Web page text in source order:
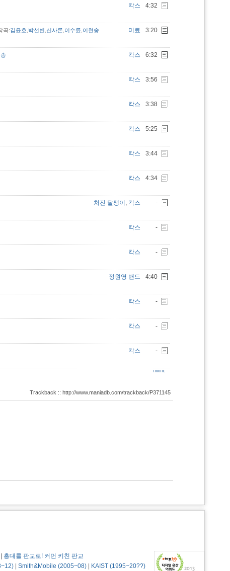
칵스 4:32
곡:김윤호 박선빈 신사론 이수륜 이현송 미료 3:20
칵스 6:32
칵스 3:56
칵스 3:38
칵스 5:25
칵스 3:44
칵스 4:34
처진 달팽이 , 칵스 -
칵스 -
칵스 -
정원영 밴드 4:40
칵스 -
칵스 -
칵스 -
Trackback :: http://www.maniadb.com/trackback/P371145
홍대를 판교로! 커먼 키친 판교
Smith&Mobile (2005~08) KAIST (1995~20??)